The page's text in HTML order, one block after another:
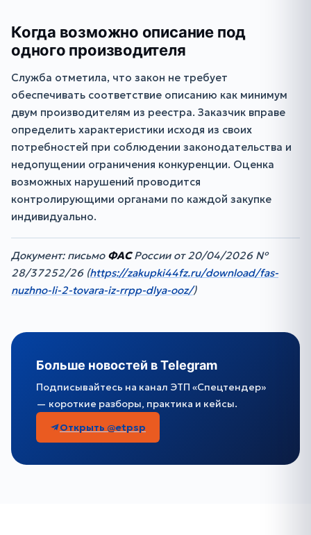
Когда возможно описание под
одного производителя
Служба отметила, что закон не требует
обеспечивать соответствие описанию как минимум
двум производителям из реестра. Заказчик вправе
определить характеристики исходя из своих
потребностей при соблюдении законодательства и
недопущении ограничения конкуренции. Оценка
возможных нарушений проводится
контролирующими органами по каждой закупке
индивидуально.
Документ: письмо ФАСРоссии от 20/04/2026 №
28/37252/26 (https://zakupki44fz.ru/download/fas-
nuzhno-li-2-tovara-iz-rrpp-dlya-ooz/)
Больше новостей в Telegram
Подписывайтесь на канал ЭТП «Спецтендер»
— короткие разборы, практика и кейсы.
Открыть @etpsp